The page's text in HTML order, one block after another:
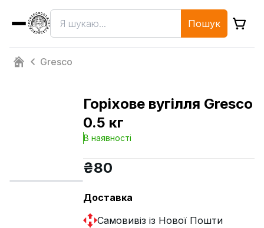
Пошук
Gresco
Горіхове вугілля Gresco
0.5 кг
В наявності
₴80
Доставка
Самовивіз із Нової Пошти